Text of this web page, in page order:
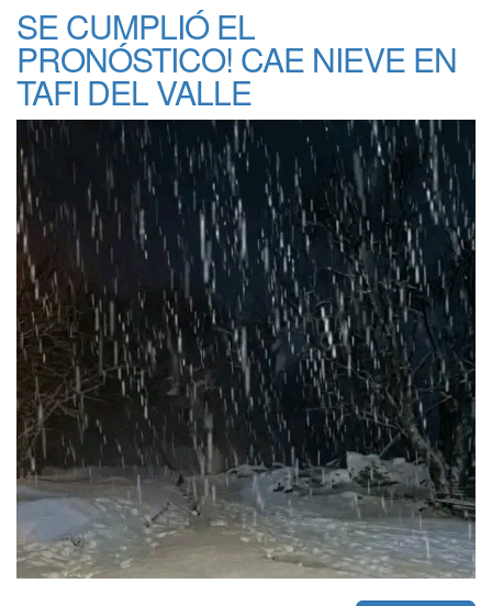
SE CUMPLIÓ EL
PRONÓSTICO! CAE NIEVE EN
TAFI DEL VALLE